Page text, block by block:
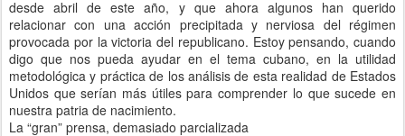
desde abril de este año, y que ahora algunos han querido
relacionar con una acción precipitada y nerviosa del régimen
provocada por la victoria del republicano. Estoy pensando, cuando
digo que nos pueda ayudar en el tema cubano, en la utilidad
metodológica y práctica de los análisis de esta realidad de Estados
Unidos que serían más útiles para comprender lo que sucede en
nuestra patria de nacimiento.
La “gran” prensa, demasiado parcializada